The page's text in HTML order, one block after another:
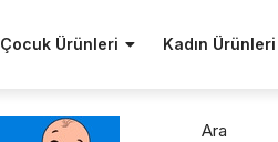
Çocuk Ürünleri Kadın Ürünleri
Ara